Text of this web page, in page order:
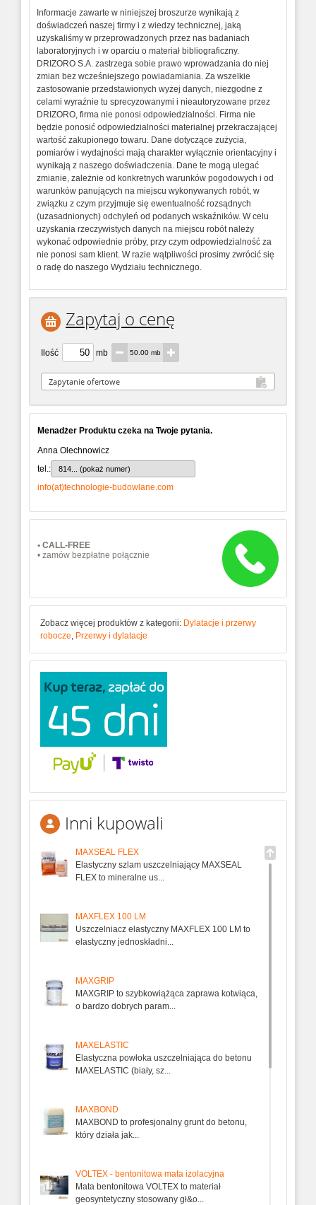
Informacje zawarte w niniejszej broszurze wynikają z
doświadczeń naszej firmy i z wiedzy technicznej, jaką
uzyskaliśmy w przeprowadzonych przez nas badaniach
laboratoryjnych i w oparciu o materiał bibliograficzny.
DRIZORO S.A. zastrzega sobie prawo wprowadzania do niej
zmian bez wcześniejszego powiadamiania. Za wszelkie
zastosowanie przedstawionych wyżej danych, niezgodne z
celami wyraźnie tu sprecyzowanymi i nieautoryzowane przez
DRIZORO, firma nie ponosi odpowiedzialności. Firma nie
będzie ponosić odpowiedzialności materialnej przekraczającej
wartość zakupionego towaru. Dane dotyczące zużycia,
pomiarów i wydajności mają charakter wyłącznie orientacyjny i
wynikają z naszego doświadczenia. Dane te mogą ulegać
zmianie, zależnie od konkretnych warunków pogodowych i od
warunków panujących na miejscu wykonywanych robót, w
związku z czym przyjmuje się ewentualność rozsądnych
(uzasadnionych) odchyleń od podanych wskaźników. W celu
uzyskania rzeczywistych danych na miejscu robót należy
wykonać odpowiednie próby, przy czym odpowiedzialność za
nie ponosi sam klient. W razie wątpliwości prosimy zwrócić się
o radę do naszego Wydziału technicznego.
Zapytaj o cenę
Ilość mb 50.00 mb
Menadżer Produktu czeka na Twoje pytania.
Anna Olechnowicz
tel.:
814... (pokaż numer)
info(at)technologie-budowlane.com
• CALL-FREE
• zamów bezpłatne połącznie
Zobacz więcej produktów z kategorii: Dylatacje i przerwy
robocze Przerwy i dylatacje
Inni kupowali
MAXSEAL FLEX
Elastyczny szlam uszczelniający MAXSEAL
FLEX to mineralne us...
MAXFLEX 100 LM
Uszczelniacz elastyczny MAXFLEX 100 LM to
elastyczny jednoskładni...
MAXGRIP
MAXGRIP to szybkowiążąca zaprawa kotwiąca,
o bardzo dobrych param...
MAXELASTIC
Elastyczna powłoka uszczelniająca do betonu
MAXELASTIC (biały, sz...
MAXBOND
MAXBOND to profesjonalny grunt do betonu,
który działa jak...
VOLTEX - bentonitowa mata izolacyjna
Mata bentonitowa VOLTEX to materiał
geosyntetyczny stosowany gł&o...